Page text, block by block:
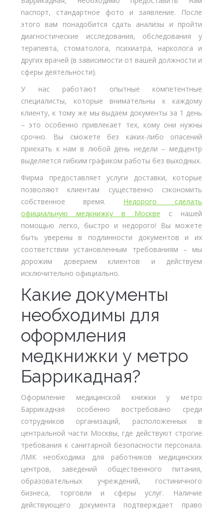
паспорт, стандартное фото и заявление. После
этого вам понадобится сдать анализы и пройти
диагностические исследования, обследования у
терапевта, стоматолога, психиатра, нарколога и
других врачей (в зависимости от вашей должности и
сферы деятельности).
У нас работают опытные компетентные
специалисты, которые внимательны к каждому
клиенту, к тому же мы выдаем документы за 1 день
– это особенно привлекает тех, кому они нужны
срочно. Вы сможете без каких-либо опасений
приехать к нам в любой день недели – медцентр
выделяется гибким графиком работы без выходных.
Фирма предоставляет услуги доставки, которые
позволяют клиентам существенно сэкономить
собственное время. Недорого сделать
официальную медкнижку в Москве с нашей
помощью легко, быстро и недорого! Вы можете
быть уверены в подлинности документов и их
соответствии установленным требованиям – мы
дорожим доверием клиентов и действуем
исключительно официально.
Какие документы
необходимы для
оформления
медкнижки у метро
Баррикадная?
Оформление медицинской книжки у метро
Баррикадная особенно востребовано среди
сотрудников организаций, расположенных в
центральной части Москвы, где действуют строгие
требования к санитарной безопасности персонала.
ЛМК необходима для работников медицинских
центров, заведений общественного питания,
образовательных учреждений, гостиничного
бизнеса, торговли и сферы услуг. Наличие
действующего документа подтверждает право